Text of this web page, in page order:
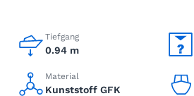
Tiefgang
0.94 m
Material
Kunststoff GFK